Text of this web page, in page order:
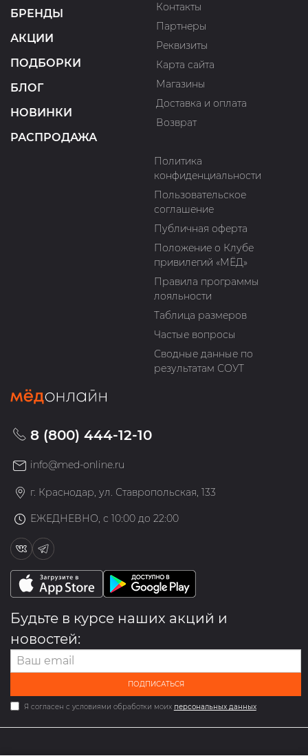
БРЕНДЫ
АКЦИИ
ПОДБОРКИ
БЛОГ
НОВИНКИ
РАСПРОДАЖА
Контакты
Партнеры
Реквизиты
Карта сайта
Магазины
Доставка и оплата
Возврат
Политика
конфиденциальности
Пользовательское
соглашение
Публичная оферта
Положение о Клубе
привилегий «МЁД»
Правила программы
лояльности
Таблица размеров
Частые вопросы
Сводные данные по
результатам СОУТ
8 (800) 444-12-10
info@med-online.ru
г. Краснодар, ул. Ставропольская, 133
ЕЖЕДНЕВНО, с 10:00 до 22:00
Будьте в курсе наших акций и
новостей:
ПОДПИСАТЬСЯ
Я согласен с условиями обработки моих персональных данных